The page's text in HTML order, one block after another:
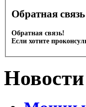
Обратная связь
Обратная связь!
Если хотите
Новости